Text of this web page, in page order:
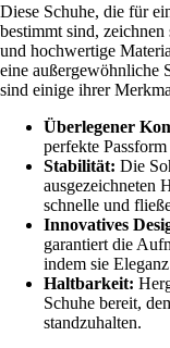
Diese Schuhe, die für
bestimmt sind,
und hochwertige
eine außergewöhnliche
sind einige ihrer
Überlegener
perfekte
Stabilität: Die
ausgezeichneten
schnelle und
Innovatives
garantiert die
indem sie
Haltbarkeit:
Schuhe bereit,
standzuhalten.